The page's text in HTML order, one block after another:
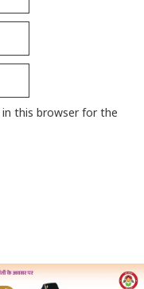
this browser for the